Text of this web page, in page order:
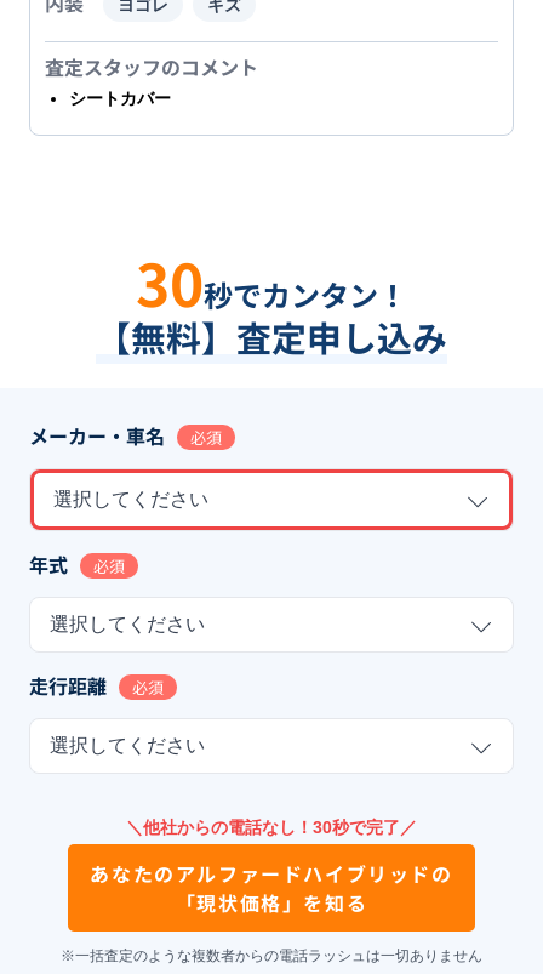
ヨゴレ キズ
査定スタッフのコメント
シートカバー
30秒でカンタン！
【無料】査定申し込み
メーカー・車名 必須
選択してください
年式 必須
選択してください
走行距離 必須
選択してください
＼他社からの電話なし！30秒で完了／
あなたのアルファードハイブリッドの
「現状価格」を知る
※一括査定のような複数者からの電話ラッシュは一切ありません